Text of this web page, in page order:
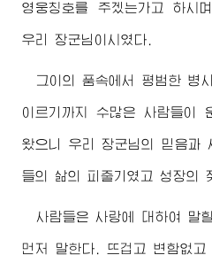
영웅칭호를 주겠는가고 하시
우리 장군님 이시였다.
그이의 품속에서 평범한 병
이르기까지 수많은 사람들이
왔으니 우리장군님의 믿음과
들의 삶의 피줄기였고 성장의
사람들은 사랑에 대하여 말
먼저 말한다. 뜨겁고 변함없고